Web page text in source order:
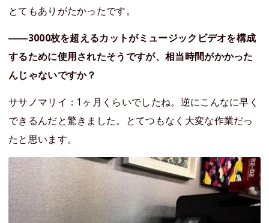
とてもありがたかったです。
――3000枚を超えるカットがミュージックビデオを構成
するために使用されたそうですが、相当時間がかかった
んじゃないですか？
ササノマリイ：1ヶ月くらいでしたね。逆にこんなに早く
できるんだと驚きました。とてつもなく大変な作業だっ
たと思います。